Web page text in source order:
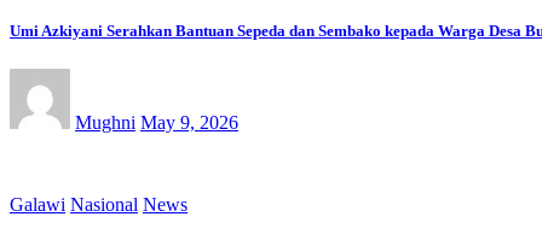
Umi Azkiyani Serahkan Bantuan Sepeda dan Sembako kepada Warga Desa
Mughni May 9, 2026
Galawi Nasional News